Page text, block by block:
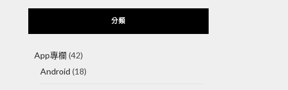
分類
App專欄 (42)
Android (18)